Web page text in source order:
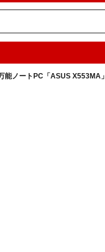
能ノートPC「ASUS X553MA」